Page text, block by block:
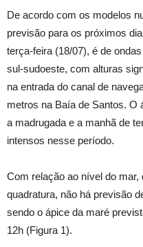
De acordo com os modelos
previsão para os próximos
terça-feira (18/07), é de
sul-sudoeste, com alturas
na entrada do canal de
metros na Baía de Santos. O
a madrugada e a manhã de
intensos nesse período.
Com relação ao nível do
quadratura, não há previsão
sendo o ápice da maré
12h (Figura 1).